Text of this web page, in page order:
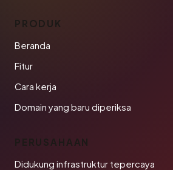
PRODUK
Beranda
Fitur
Cara kerja
Domain yang baru diperiksa
PERUSAHAAN
Didukung infrastruktur tepercaya